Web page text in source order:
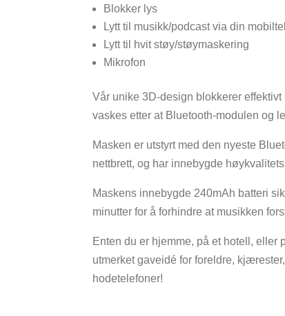
Blokker lys
Lytt til musikk/podcast via din
Lytt til hvit støy/støymaskering
Mikrofon
Vår unike 3D-design blokkerer
vaskes etter at Bluetooth-modulen og
Masken er utstyrt med den nyeste
nettbrett, og har innebygde
Maskens innebygde 240mAh batteri
minutter for å forhindre at musikken
Enten du er hjemme, på et hotell, eller
utmerket gaveidé for foreldre,
hodetelefoner!